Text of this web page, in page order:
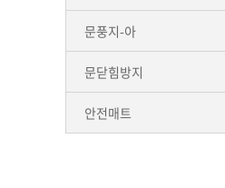
문풍지-아
문닫힘방지
안전매트